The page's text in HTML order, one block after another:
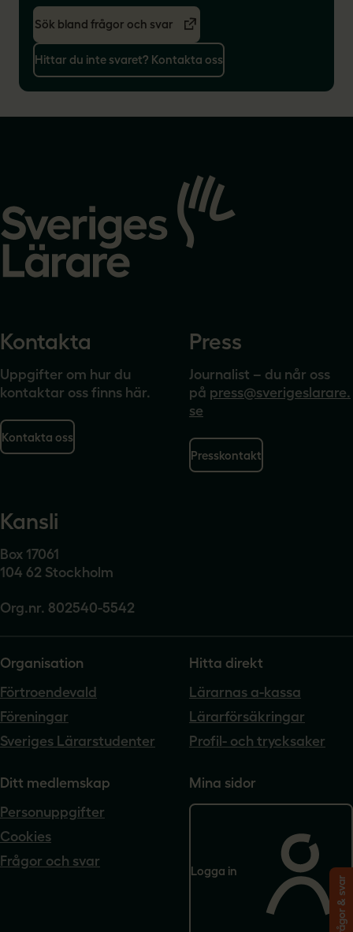
Sök bland frågor och svar
Hittar du inte svaret? Kontakta oss
startsidan
Kontakta
Uppgifter om hur du
kontaktar oss finns här.
Kontakta oss
Press
Journalist – du når oss
på press@sverigeslarare.
se
Presskontakt
Kansli
Box 17061
104 62 Stockholm
Org.nr. 802540-5542
Organisation
Förtroendevald
Föreningar
Sveriges Lärarstudenter
Hitta direkt
Lärarnas a-kassa
Lärarförsäkringar
Profil- och trycksaker
Ditt medlemskap
Personuppgifter
Cookies
Frågor och svar
Mina sidor
Logga in
Frågor & svar